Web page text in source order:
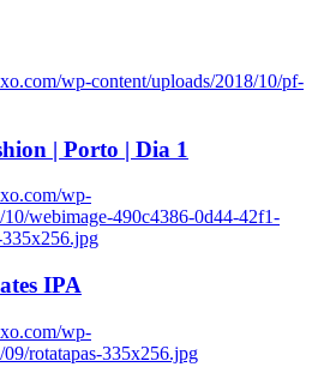
wp-content/uploads/2018/10/pf-
| Porto | Dia 1
wp-
10/webimage-490c4386-0d44-42f1-
IPA
wp-
rotatapas-335x256.jpg